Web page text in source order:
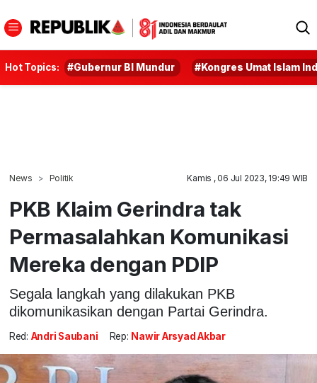
Hot Topics: #Gubernur BI Mundur #Kongres Umat Islam
News Politik Kamis , 06 Jul 2023, 19:49 WIB
PKB Klaim Gerindra tak
Permasalahkan Komunikasi
Mereka dengan PDIP
Segala langkah yang dilakukan PKB
dikomunikasikan dengan Partai Gerindra.
Red: Andri Saubani Rep: Nawir Arsyad Akbar